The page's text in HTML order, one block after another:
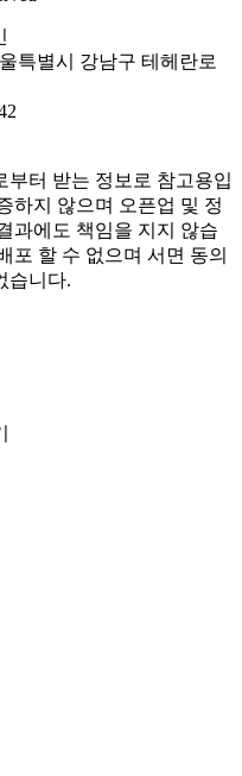
특별시 강남구 테헤란로
부터 받는 정보로 참고용입
하지 않으며 오픈업 및 정
과에도 책임을 지지 않습
포 할 수 없으며 서면 동의
습니다.